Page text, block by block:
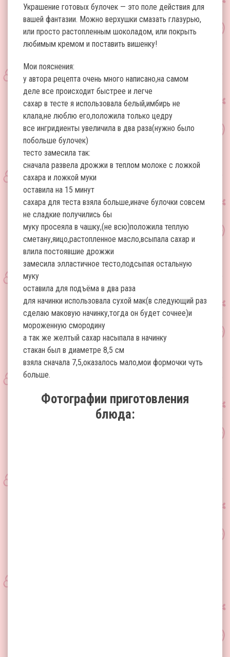
Украшение готовых булочек — это поле действия для
вашей фантазии. Можно верхушки смазать глазурью,
или просто растопленным шоколадом, или покрыть
любимым кремом и поставить вишенку!
Мои пояснения:
у автора рецепта очень много написано,на самом
деле все происходит быстрее и легче
сахар в тесте я использовала белый,имбирь не
клала,не люблю его,положила только цедру
все ингридиенты увеличила в два раза(нужно было
побольше булочек)
тесто замесила так:
сначала развела дрожжи в теплом молоке с ложкой
сахара и ложкой муки
оставила на 15 минут
сахара для теста взяла больше,иначе булочки совсем
не сладкие получились бы
муку просеяла в чашку,(не всю)положила теплую
сметану,яицо,растопленное масло,всыпала сахар и
влила постоявшие дрожжи
замесила элластичное тесто,подсыпая остальную
муку
оставила для подъёма в два раза
для начинки использовала сухой мак(в следующий раз
сделаю маковую начинку,тогда он будет сочнее)и
мороженную смородину
а так же желтый сахар насыпала в начинку
стакан был в диаметре 8,5 см
взяла сначала 7,5,оказалось мало,мои формочки чуть
больше.
Фотографии приготовления
блюда: